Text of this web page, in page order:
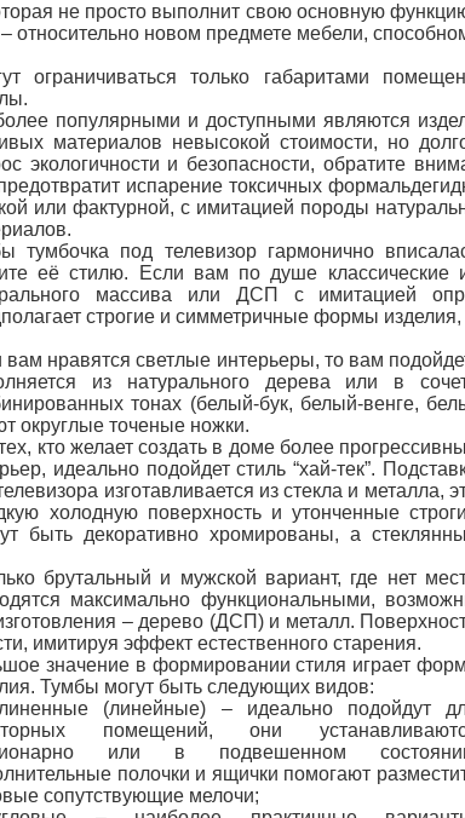
не просто выполнит свою основную
относительно новом предмете мебели,
ограничиваться только габаритами
популярными и доступными являются
материалов невысокой стоимости, но
экологичности и безопасности, обратите
испарение токсичных
или фактурной, с имитацией породы
тумбочка под телевизор гармонично
её стилю. Если вам по душе классические
массива или ДСП с имитацией
строгие и симметричные формы
вам нравятся светлые интерьеры, то вам
из натурального дерева или в
тонах (белый-бук, белый-венге,
округлые точеные ножки.
кто желает создать в доме более
идеально подойдет стиль “хай-тек”.
изготавливается из стекла и металла,
холодную поверхность и утонченные
быть декоративно хромированы, а
брутальный и мужской вариант, где нет
максимально функциональными,
– дерево (ДСП) и металл.
имитируя эффект естественного старения.
значение в формировании стиля играет
Тумбы могут быть следующих видов:
(линейные) – идеально подойдут
помещений, они
или в подвешенном
полочки и ящички помогают
сопутствующие мелочи;